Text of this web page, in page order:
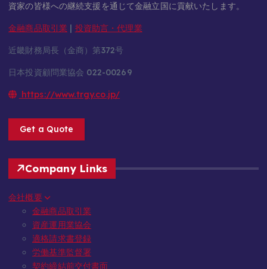
資家の皆様への継続支援を通じて金融立国に貢献いたします。
金融商品取引業 | 投資助言・代理業
近畿財務局長（金商）第372号
日本投資顧問業協会 022-00269
https://www.trgy.co.jp/
Get a Quote
Company Links
会社概要
金融商品取引業
資産運用業協会
適格請求書登録
労働基準監督署
契約締結前交付書面